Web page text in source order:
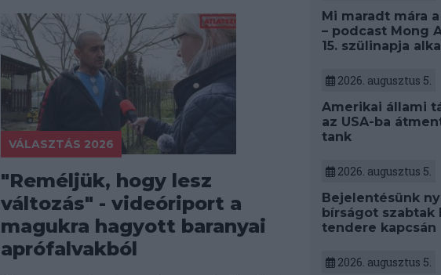
VÁLASZTÁS 2026
"Reméljük, hogy lesz
változás" - videóriport a
magukra hagyott baranyai
aprófalvakból
Mi maradt mára
– podcast Mong
15. szülinapja
2026. augusztus 5.
Amerikai állami
az USA-ba
tank
2026. augusztus 5.
Bejelentésünk
bírságot szabtak
tendere kapcsán
2026. augusztus 5.